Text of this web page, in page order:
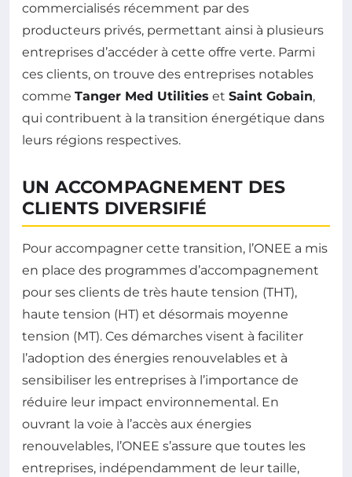
commercialisés récemment par des
producteurs privés, permettant ainsi à plusieurs
entreprises d’accéder à cette offre verte. Parmi
ces clients, on trouve des entreprises notables
comme Tanger Med Utilities et Saint Gobain,
qui contribuent à la transition énergétique dans
leurs régions respectives.
UN ACCOMPAGNEMENT DES
CLIENTS DIVERSIFIÉ
Pour accompagner cette transition, l’ONEE a mis
en place des programmes d’accompagnement
pour ses clients de très haute tension (THT),
haute tension (HT) et désormais moyenne
tension (MT). Ces démarches visent à faciliter
l’adoption des énergies renouvelables et à
sensibiliser les entreprises à l’importance de
réduire leur impact environnemental. En
ouvrant la voie à l’accès aux énergies
renouvelables, l’ONEE s’assure que toutes les
entreprises, indépendamment de leur taille,